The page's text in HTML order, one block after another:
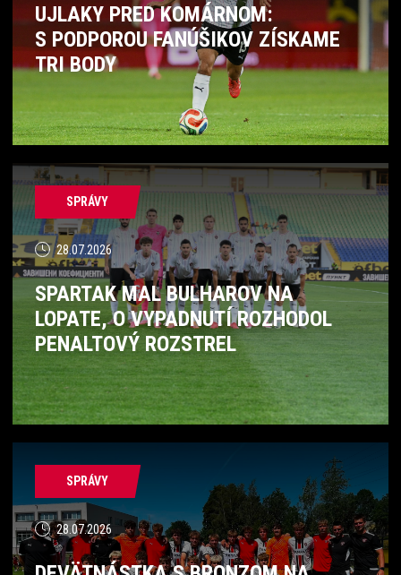
UJLAKY PRED KOMÁRNOM:
S PODPOROU FANÚŠIKOV ZÍSKAME
TRI BODY
SPRÁVY
28.07.2026
SPARTAK MAL BULHAROV NA
LOPATE, O VYPADNUTÍ ROZHODOL
PENALTOVÝ ROZSTREL
SPRÁVY
28.07.2026